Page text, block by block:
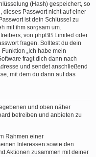
(Hash) gespeichert, so
dieses Passwort nicht auf einer
ist dein Schlüssel zu
mit ihm sorgsam um.
von phpBB Limited oder
fragen. Solltest du dein
„Ich habe mein
fragt dich dann nach
und sendet anschließend
mit dem du dann auf das
und oben näher
betreiben und anbieten zu
Rahmen einer
Interessen sowie den
Aktionen zusammen mit deiner